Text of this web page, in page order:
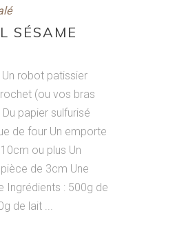
SÉSAME
Un robot patissier
(ou vos bras
papier sulfurisé
de four Un emporte
ou plus Un
de 3cm Une
Ingrédients : 500g de
de lait